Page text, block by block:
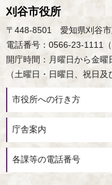
刈谷市役所
〒448-8501 愛知県刈谷市
電話番号：0566-23-1111（
開庁時間：月曜日から金
（土曜日・日曜日、祝日
市役所への行き方
庁舎案内
各課等の電話番号